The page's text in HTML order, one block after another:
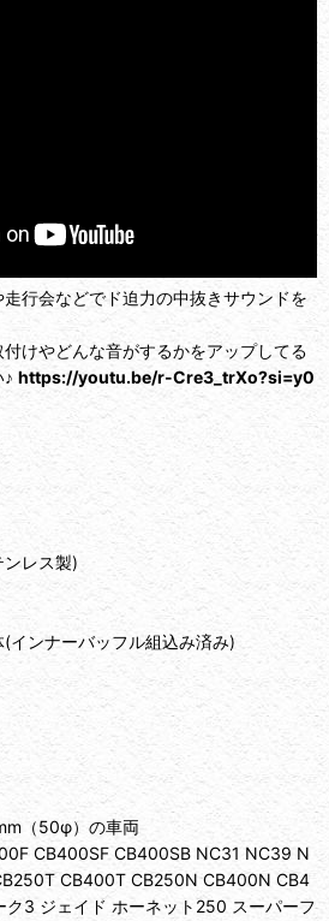
行会などでド迫力の中抜きサウンドを
付けやどんな音がするかをアップしてる
https://youtu.be/r-Cre3_trXo?si=y0
レス製)
インナーバッフル組込み済み)
（50φ）の車両
CB400SF CB400SB NC31 NC39 N
CB400T CB250N CB400N CB4
3 ジェイド ホーネット250 スーパーフ